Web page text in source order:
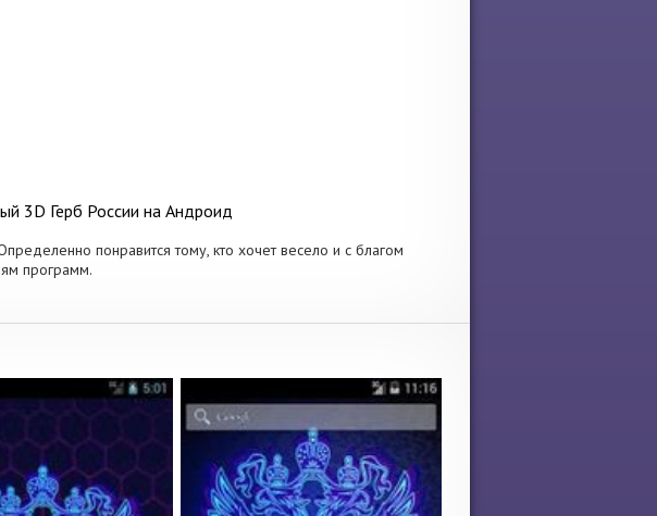
3D Герб России на Андроид
понравится тому, кто хочет весело и с благом
программ.